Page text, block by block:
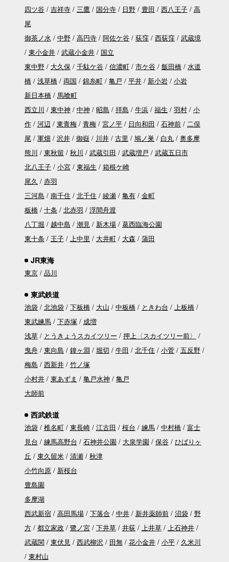
四ツ谷 吉祥寺 三鷹 国分寺 日野 豊田 西八王子
高
尾
御茶ノ水
中野 高円寺 阿佐ケ谷 荻窪 西荻窪
武蔵境
東小金井
武蔵小金井
国立
東中野
大久保 千駄ケ谷 信濃町 市ケ谷 飯田橋
水道
橋
浅草橋 両国 錦糸町 亀戸 平井 新小岩
小岩
新日本橋
馬喰町
西立川
東中神 中神 昭島 拝島 牛浜 福生 羽村
小
作
河辺 東青梅 青梅 宮ノ平 日向和田 石神前
二俣
尾
軍畑 沢井 御嶽 川井 古里 鳩ノ巣 白丸
奥多摩
熊川
東秋留 秋川 武蔵引田 武蔵増戸
武蔵五日市
北八王子
小宮 東福生
箱根ケ崎
尾久
赤羽
三河島
南千住 北千住 綾瀬 亀有
金町
板橋
十条 北赤羽
浮間舟渡
八丁堀
越中島 潮見 新木場
葛西臨海公園
東十条
王子 上中里 大井町 大森 蒲田
JR東海
東京 品川
東武鉄道
池袋 北池袋 下板橋 大山 中板橋 ときわ台
上板橋
東武練馬
下赤塚
成増
浅草
とうきょうスカイツリー
押上〈スカイツリー前〉
曳舟
東向島 鐘ヶ淵 堀切 牛田 北千住 小菅
五反野
梅島
西新井
竹ノ塚
小村井
東あずま 亀戸水神
亀戸
大師前
西武鉄道
池袋 椎名町 東長崎 江古田 桜台 練馬 中村橋
富士
見台
練馬高野台 石神井公園 大泉学園 保谷
ひばりヶ
丘
東久留米 清瀬
秋津
小竹向原
新桜台
豊島園
多摩湖
西武新宿
高田馬場 下落合 中井 新井薬師前 沼袋
野
方
都立家政 鷺ノ宮 下井草 井荻 上井草
上石神井
武蔵関
東伏見 西武柳沢 田無 花小金井 小平
久米川
東村山